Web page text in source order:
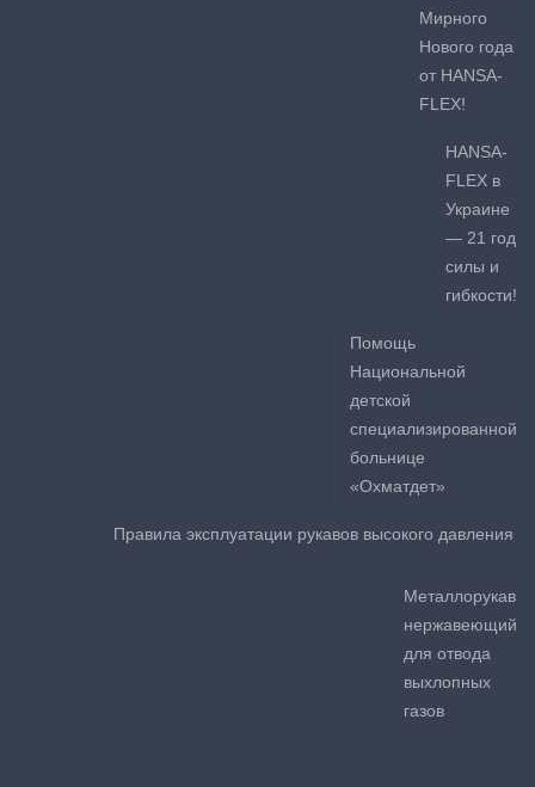
Мирного
Нового года
от HANSA-
FLEX!
HANSA-
FLEX в
Украине
— 21 год
силы и
гибкости!
Помощь
Национальной
детской
специализированной
больнице
«Охматдет»
Правила эксплуатации рукавов высокого давления
Металлорукав
нержавеющий
для отвода
выхлопных
газов